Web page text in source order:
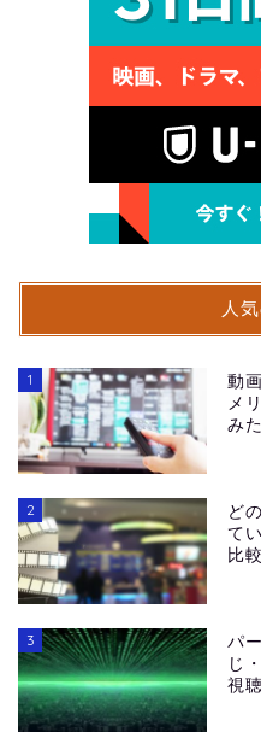
人
1
動
メ
みた
2
ど
て
比
3
パ
じ
視